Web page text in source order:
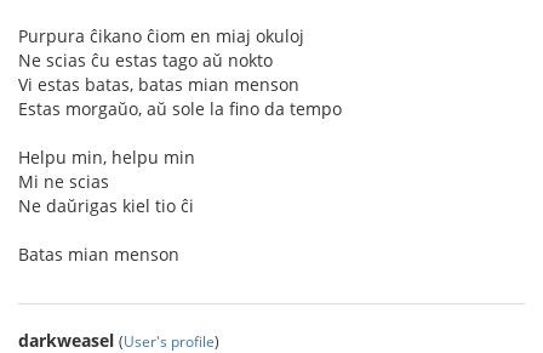
Purpura ĉikano ĉiom en miaj okuloj
Ne scias ĉu estas tago aŭ nokto
Vi estas batas, batas mian menson
Estas morgaŭo, aŭ sole la fino da tempo
Helpu min, helpu min
Mi ne scias
Ne daŭrigas kiel tio ĉi
Batas mian menson
darkweasel (User's profile)